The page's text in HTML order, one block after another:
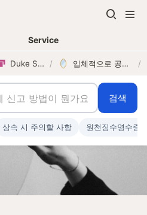
Service
Duke Story / 입체적으로 공부하기 /
검색
상속 시 주의할 사항 원천징수영수증